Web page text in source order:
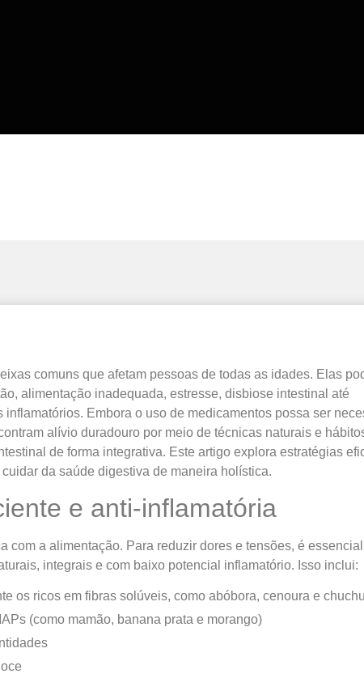
comuns que afetam pessoas de todas as idades. Elas
alimentação inadequada, estresse, disbiose intestinal até
Embora o uso de medicamentos possa ser
alívio duradouro por meio de técnicas naturais e
de forma integrativa. Este artigo explora estratégias
da saúde digestiva de maneira holística.
e anti-inflamatória
com a alimentação. Para reduzir dores e tensões, é essencial
integrais e com baixo potencial inflamatório. Isso inclui:
os ricos em fibras solúveis, como abóbora, cenoura e
(como mamão, banana prata e morango)